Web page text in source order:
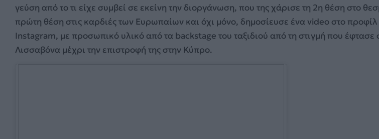
γεύση από το τι είχε συμβεί σε εκείνη την διοργάνωση, που της χάρισε τη 2η θέση στο
πρώτη θέση στις καρδιές των Ευρωπαίων και όχι μόνο, δημοσίευσε ένα video στο προφίλ
Instagram, με προσωπικό υλικό από τα backstage του ταξιδιού από τη στιγμή που έφτασε
Λισσαβόνα μέχρι την επιστροφή της στην Κύπρο.